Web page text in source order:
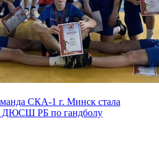
СКА-1 г. Минск стала
ДЮСШ РБ по гандболу